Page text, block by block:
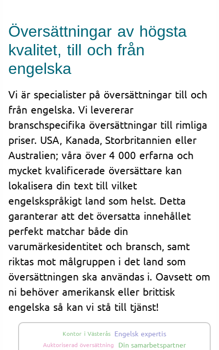
Översättningar av högsta
kvalitet, till och från
engelska
Vi är specialister på översättningar till och
från engelska. Vi levererar
branschspecifika översättningar till rimliga
priser. USA, Kanada, Storbritannien eller
Australien; våra över 4 000 erfarna och
mycket kvalificerade översättare kan
lokalisera din text till vilket
engelskspråkigt land som helst. Detta
garanterar att det översatta innehållet
perfekt matchar både din
varumärkesidentitet och bransch, samt
riktas mot målgruppen i det land som
översättningen ska användas i. Oavsett om
ni behöver amerikansk eller brittisk
engelska så kan vi stå till tjänst!
Kontor i Västerås Engelsk expertis
Auktoriserad översättning Din samarbetspartner